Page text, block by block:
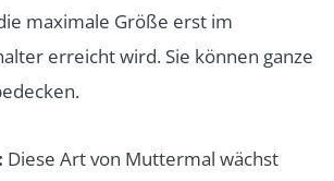
maximale Größe erst im
erreicht wird. Sie können ganze
Diese Art von Muttermal wächst